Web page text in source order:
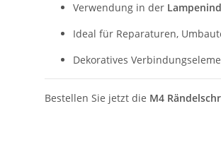
Verwendung in der
Ideal für Reparaturen,
Dekoratives
Bestellen Sie jetzt die M4